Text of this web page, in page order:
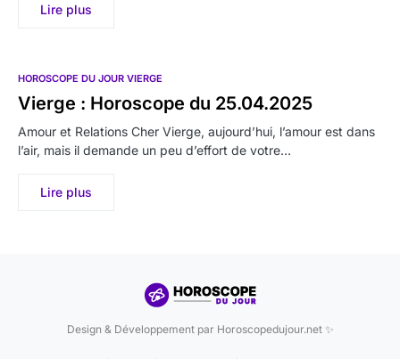
Lire plus
HOROSCOPE DU JOUR VIERGE
Vierge : Horoscope du 25.04.2025
Amour et Relations Cher Vierge, aujourd’hui, l’amour est dans
l’air, mais il demande un peu d’effort de votre…
Lire plus
Design & Développement par Horoscopedujour.net ✨